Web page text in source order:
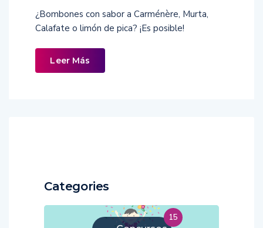
¿Bombones con sabor a Carménère, Murta,
Calafate o limón de pica? ¡Es posible!
Leer Más
Categories
15